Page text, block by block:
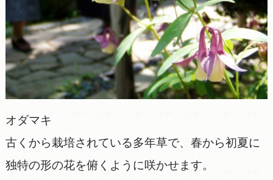
オダマキ
古くから栽培されている多年草で、春から初夏に
独特の形の花を俯くように咲かせます。